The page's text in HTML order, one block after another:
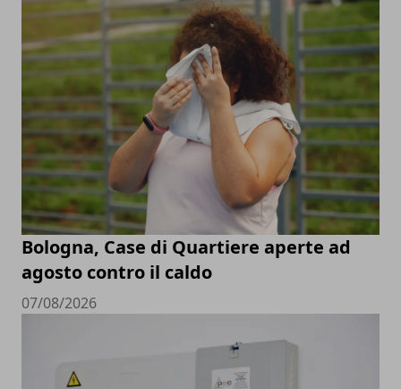
Bologna, Case di Quartiere aperte ad
agosto contro il caldo
07/08/2026